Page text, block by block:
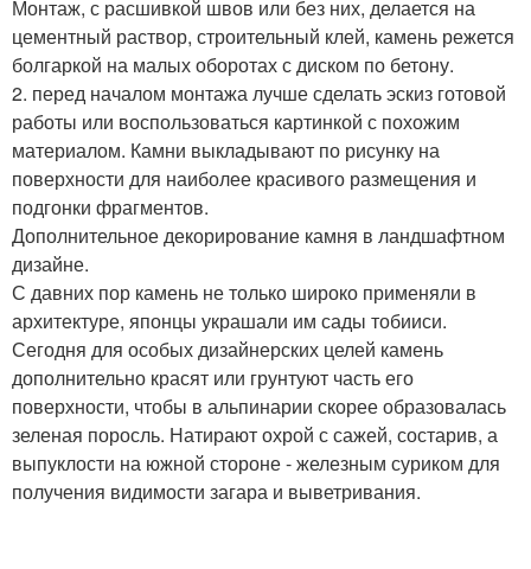
Монтаж, с расшивкой швов или без них, делается на
цементный раствор, строительный клей, камень режется
болгаркой на малых оборотах с диском по бетону.
2. перед началом монтажа лучше сделать эскиз готовой
работы или воспользоваться картинкой с похожим
материалом. Камни выкладывают по рисунку на
поверхности для наиболее красивого размещения и
подгонки фрагментов.
Дополнительное декорирование камня в ландшафтном
дизайне.
С давних пор камень не только широко применяли в
архитектуре, японцы украшали им сады тобииси.
Сегодня для особых дизайнерских целей камень
дополнительно красят или грунтуют часть его
поверхности, чтобы в альпинарии скорее образовалась
зеленая поросль. Натирают охрой с сажей, состарив, а
выпуклости на южной стороне - железным суриком для
получения видимости загара и выветривания.